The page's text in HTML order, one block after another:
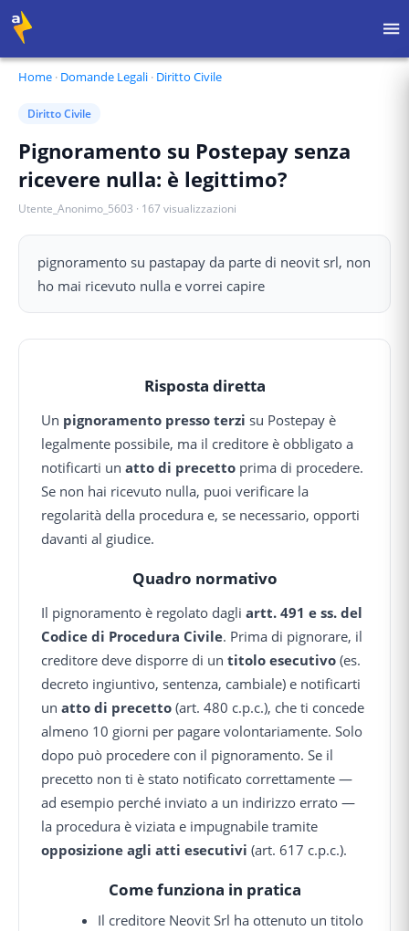
Home · Domande Legali · Diritto Civile
Diritto Civile
Pignoramento su Postepay senza
ricevere nulla: è legittimo?
Utente_Anonimo_5603 · 167visualizzazioni
pignoramento su pastapay da parte di neovit srl, non
ho mai ricevuto nulla e vorrei capire
Risposta diretta
Un pignoramento presso terzi su Postepay è
legalmente possibile, ma il creditore è obbligato a
notificarti un atto di precetto prima di procedere.
Se non hai ricevuto nulla, puoi verificare la
regolarità della procedura e, se necessario, opporti
davanti al giudice.
Quadro normativo
Il pignoramento è regolato dagli artt. 491 e ss. del
Codice di Procedura Civile. Prima di pignorare, il
creditore deve disporre di un titolo esecutivo (es.
decreto ingiuntivo, sentenza, cambiale) e notificarti
un atto di precetto (art. 480 c.p.c.), che ti concede
almeno 10 giorni per pagare volontariamente. Solo
dopo può procedere con il pignoramento. Se il
precetto non ti è stato notificato correttamente —
ad esempio perché inviato a un indirizzo errato —
la procedura è viziata e impugnabile tramite
opposizione agli atti esecutivi (art. 617 c.p.c.).
Come funziona in pratica
Il creditore Neovit Srl ha ottenuto un titolo